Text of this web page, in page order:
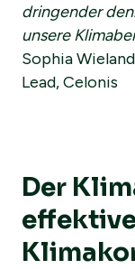
dringender
unsere
Sophia
Lead, Celonis
Der